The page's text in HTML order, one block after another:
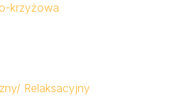
krzyżowa
Relaksacyjny